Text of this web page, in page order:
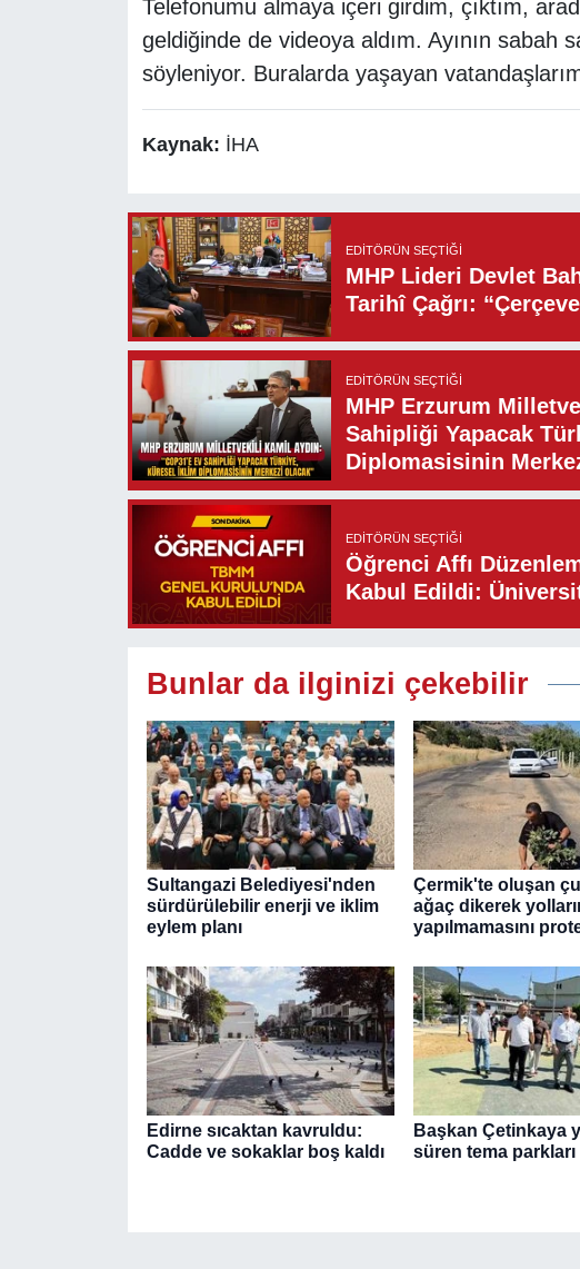
Telefonumu almaya içeri girdim, çıktım,
geldiğinde de videoya aldım. Ayının sabah
söyleniyor. Buralarda yaşayan
Kaynak: İHA
EDITÖRÜN SEÇTIĞI
MHP Lideri Devlet
Tarihî Çağrı:
EDITÖRÜN SEÇTIĞI
MHP Erzurum
Sahipliği Yapacak
Diplomasisinin
EDITÖRÜN SEÇTIĞI
Öğrenci Affı
Kabul Edildi:
Bunlar da ilginizi çekebilir
Sultangazi Belediyesi'nden
sürdürülebilir enerji ve iklim
eylem planı
Çermik'te oluşan
ağaç dikerek
yapılmamasını
Edirne sıcaktan kavruldu:
Cadde ve sokaklar boş kaldı
Başkan Çetinkaya
süren tema